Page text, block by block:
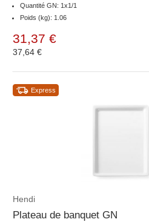
Quantité GN: 1x1/1
Poids (kg): 1.06
31,37 €
37,64 €
Express
Hendi
Plateau de banquet GN